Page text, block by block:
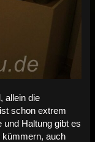
allein die
schon extrem
und Haltung gibt es
kümmern, auch